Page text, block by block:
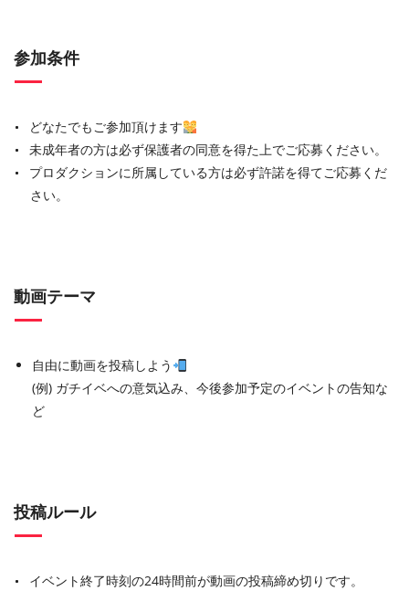
参加条件
どなたでもご参加頂けます
未成年者の方は必ず保護者の同意を得た上でご応募ください。
プロダクションに所属している方は必ず許諾を得てご応募くだ
さい。
動画テーマ
自由に動画を投稿しよう
(例) ガチイベへの意気込み、今後参加予定のイベントの告知な
ど
投稿ルール
イベント終了時刻の24時間前が動画の投稿締め切りです。